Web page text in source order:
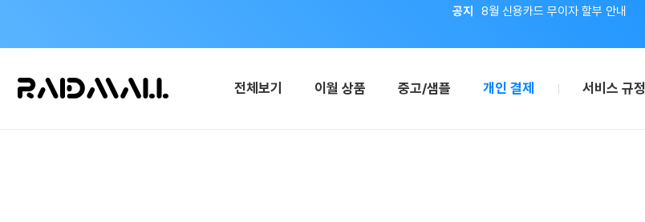
전체보기 이월 상품 중고/샘플 개인 결제 서비스 규정